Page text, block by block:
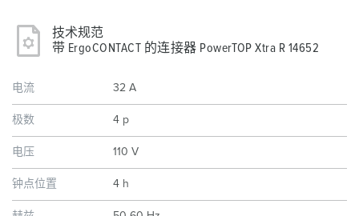
技术规范
带 ErgoCONTACT 的连接器 PowerTOP Xtra R 14652
电流 32 A
极数 4 p
电压 110 V
钟点位置 4 h